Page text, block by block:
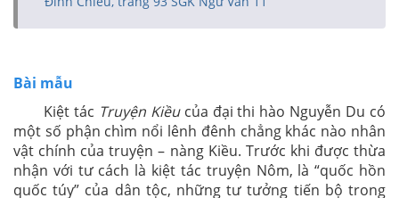
Bài mẫu
Kiệt tác Truyện Kiềucủa đại thi hào Nguyễn Du có
một số phận chìm nổi lênh đênh chẳng khác nào nhân
vật chính của truyện – nàng Kiều. Trước khi được thừa
nhận với tư cách là kiệt tác truyện Nôm, là “quốc hồn
quốc túy” của dân tộc, những tư tưởng tiến bộ trong